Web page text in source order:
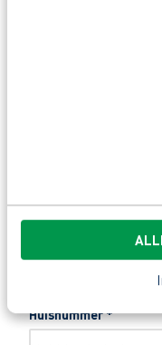
Heb je eerst
Huisnummer*